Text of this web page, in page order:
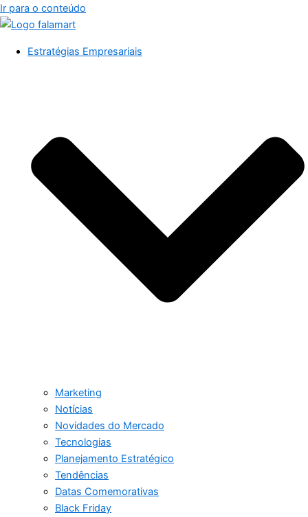
Ir para o conteúdo
Estratégias Empresariais
Marketing
Notícias
Novidades do Mercado
Tecnologias
Planejamento Estratégico
Tendências
Datas Comemorativas
Black Friday